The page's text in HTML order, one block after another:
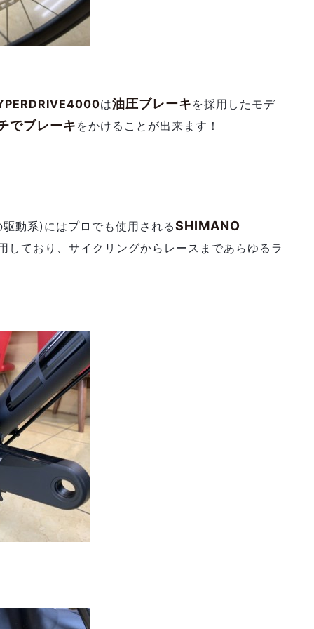
は油圧ブレーキ を採用したモデ
でブレーキ をかけることが出来ます！
動系)にはプロでも使用されるSHIMANO
しており、サイクリングからレースまであらゆるラ